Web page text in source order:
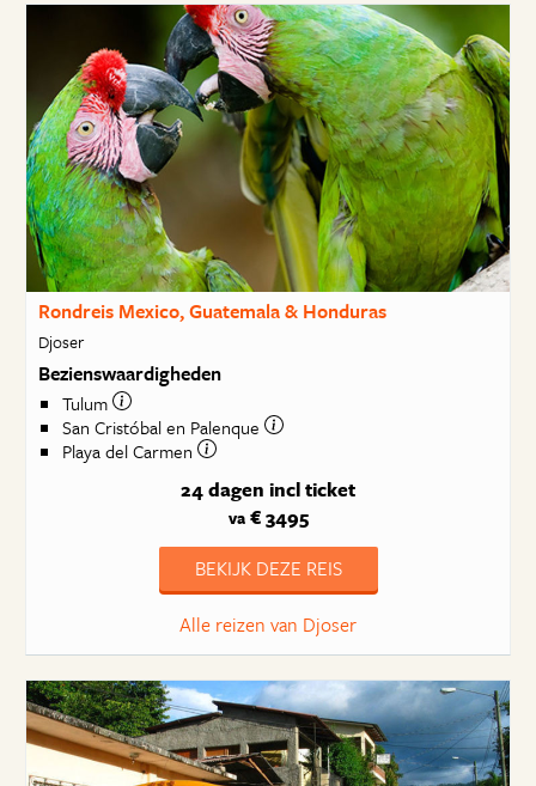
Rondreis Mexico, Guatemala & Honduras
Djoser
Bezienswaardigheden
Tulum
San Cristóbal en Palenque
Playa del Carmen
24 dagen incl ticket
va€ 3495
BEKIJK DEZE REIS
Alle reizen van Djoser